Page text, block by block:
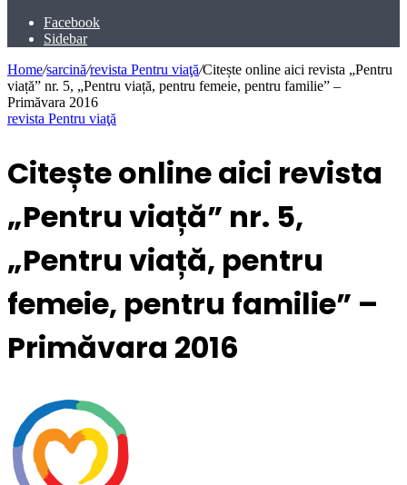
Facebook
Sidebar
Home/sarcină/revista Pentru viaţă/Citește online aici revista „Pentru
viață” nr. 5, „Pentru viață, pentru femeie, pentru familie” –
Primăvara 2016
revista Pentru viaţă
Citește online aici revista
„Pentru viață” nr. 5,
„Pentru viață, pentru
femeie, pentru familie” –
Primăvara 2016